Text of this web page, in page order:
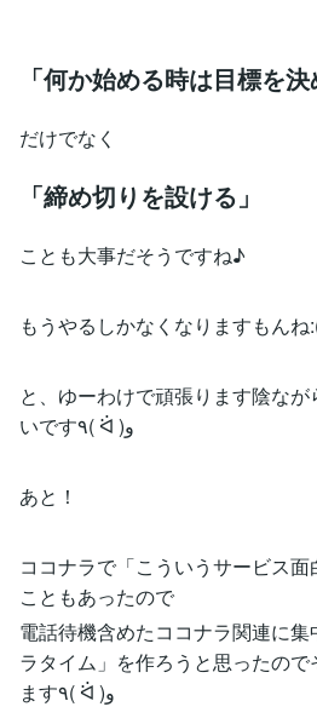
「何か始める時は目標を決
だけでなく
「締め切りを設ける」
ことも大事だそうですね♪
もうやるしかなくなりますもん
と、ゆーわけで頑張ります陰な
いです٩( ᐛ )و
あと！
ココナラで「こういうサービス
こともあったので
電話待機含めたココナラ関連に
ラタイム」を作ろうと思ったの
ます٩( ᐛ )و